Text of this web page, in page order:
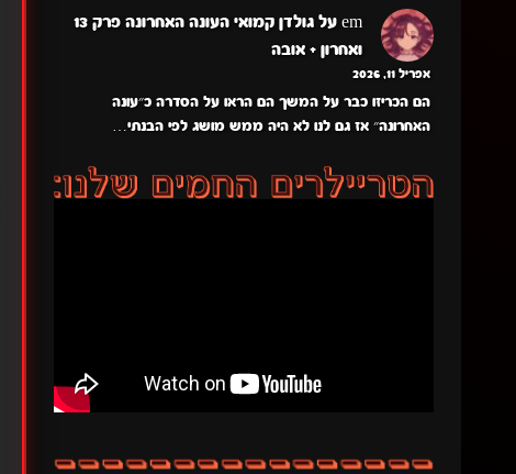
em על
גולדן קמואי העונה האחרונה פרק 13
ואחרון + אובה
אפריל 11, 2026
הם הכריזו כבר על המשך הם הראו על הסדרה כ״עונה
האחרונה״ אז גם לנו לא היה ממש מושג לפי הבנתי…